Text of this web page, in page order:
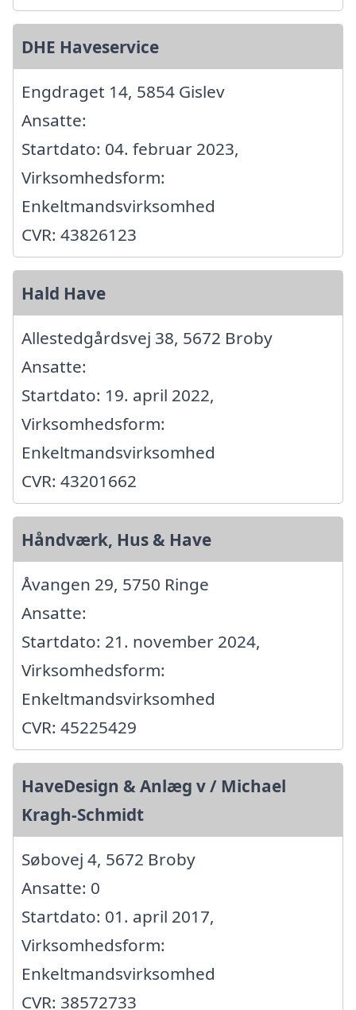
DHE Haveservice
Engdraget 14, 5854 Gislev
Ansatte:
Startdato: 04. februar 2023,
Virksomhedsform:
Enkeltmandsvirksomhed
CVR: 43826123
Hald Have
Allestedgårdsvej 38, 5672 Broby
Ansatte:
Startdato: 19. april 2022,
Virksomhedsform:
Enkeltmandsvirksomhed
CVR: 43201662
Håndværk, Hus & Have
Åvangen 29, 5750 Ringe
Ansatte:
Startdato: 21. november 2024,
Virksomhedsform:
Enkeltmandsvirksomhed
CVR: 45225429
HaveDesign & Anlæg v / Michael
Kragh-Schmidt
Søbovej 4, 5672 Broby
Ansatte: 0
Startdato: 01. april 2017,
Virksomhedsform:
Enkeltmandsvirksomhed
CVR: 38572733